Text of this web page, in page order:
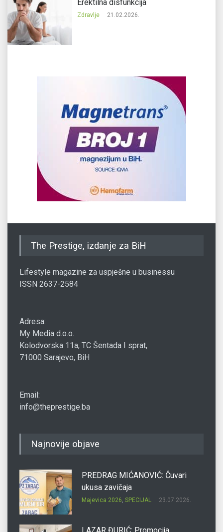
Erektilna disfunkcija
Zdravlje 21.02.2026.
The Prestige, izdanje za BiH
Lifestyle magazine za uspješne u businessu
ISSN 2637-2584
Adresa:
My Media d.o.o.
Kolodvorska 11a, TC Šentada I sprat,
71000 Sarajevo, BiH
Email:
info@theprestige.ba
Najnovije objave
PREDRAG MIĆANOVIĆ: Čuvari
ukusa zavičaja
Majevica 2026, SPECIJAL 23.07.2026.